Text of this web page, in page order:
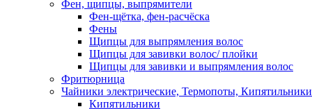
Фен, щипцы, выпрямители
Фен-щётка, фен-расчёска
Фены
Щипцы для выпрямления волос
Щипцы для завивки волос/ плойки
Щипцы для завивки и выпрямления волос
Фритюрница
Чайники электрические, Термопоты, Кипятильники
Кипятильники